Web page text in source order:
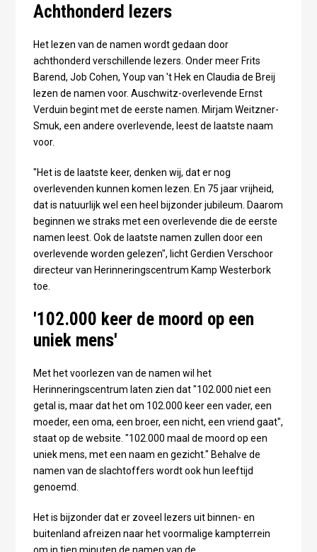
Achthonderd lezers
Het lezen van de namen wordt gedaan door
achthonderd verschillende lezers. Onder meer Frits
Barend, Job Cohen, Youp van 't Hek en Claudia de Breij
lezen de namen voor. Auschwitz-overlevende Ernst
Verduin begint met de eerste namen. Mirjam Weitzner-
Smuk, een andere overlevende, leest de laatste naam
voor.
"Het is de laatste keer, denken wij, dat er nog
overlevenden kunnen komen lezen. En 75 jaar vrijheid,
dat is natuurlijk wel een heel bijzonder jubileum. Daarom
beginnen we straks met een overlevende die de eerste
namen leest. Ook de laatste namen zullen door een
overlevende worden gelezen", licht Gerdien Verschoor
directeur van Herinneringscentrum Kamp Westerbork
toe.
'102.000 keer de moord op een
uniek mens'
Met het voorlezen van de namen wil het
Herinneringscentrum laten zien dat "102.000 niet een
getal is, maar dat het om 102.000 keer een vader, een
moeder, een oma, een broer, een nicht, een vriend gaat",
staat op de website. "102.000 maal de moord op een
uniek mens, met een naam en gezicht." Behalve de
namen van de slachtoffers wordt ook hun leeftijd
genoemd.
Het is bijzonder dat er zoveel lezers uit binnen- en
buitenland afreizen naar het voormalige kampterrein
om in tien minuten de namen van de